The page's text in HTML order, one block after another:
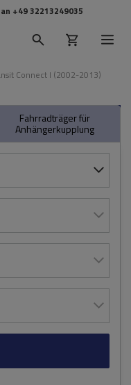
+49 32213249035
Connect I (2002-2013)
Fahrradträger für
Anhängerkupplung